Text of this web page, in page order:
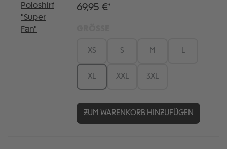
69,95 €*
XS S M L
XL XXL 3XL
ZUM WARENKORB HINZUFÜGEN